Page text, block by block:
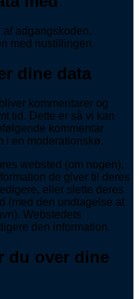
adgangskoden,
med nustillingen.
dine data
kommentarer og
tid. Dette er så vi kan
kommentar
i en moderationskø.
websted (om nogen),
de giver til deres
eller slette deres
(med den undtagelse at
Webstedets
den information.
du over dine